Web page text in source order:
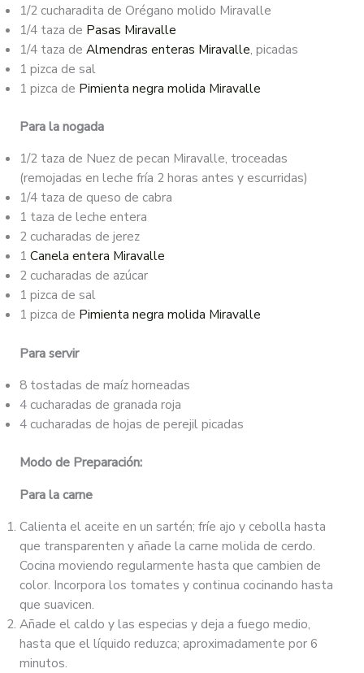
1/2 cucharadita de Orégano molido Miravalle
1/4 taza de Pasas Miravalle
1/4 taza de Almendras enteras Miravalle, picadas
1 pizca de sal
1 pizca de Pimienta negra molida Miravalle
Para la nogada
1/2 taza de Nuez de pecan Miravalle, troceadas
(remojadas en leche fría 2 horas antes y escurridas)
1/4 taza de queso de cabra
1 taza de leche entera
2 cucharadas de jerez
1 Canela entera Miravalle
2 cucharadas de azúcar
1 pizca de sal
1 pizca de Pimienta negra molida Miravalle
Para servir
8 tostadas de maíz horneadas
4 cucharadas de granada roja
4 cucharadas de hojas de perejil picadas
Modo de Preparación:
Para la carne
Calienta el aceite en un sartén; fríe ajo y cebolla hasta
que transparenten y añade la carne molida de cerdo.
Cocina moviendo regularmente hasta que cambien de
color. Incorpora los tomates y continua cocinando hasta
que suavicen.
Añade el caldo y las especias y deja a fuego medio,
hasta que el líquido reduzca; aproximadamente por 6
minutos.